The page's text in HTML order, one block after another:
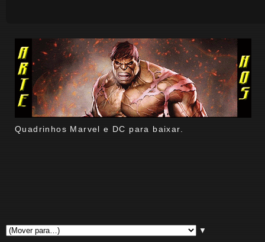
Quadrinhos Marvel e DC para baixar.
▼